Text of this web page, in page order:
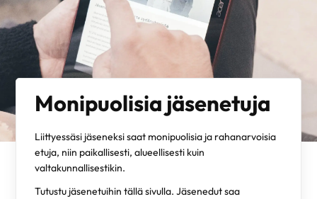
Monipuolisia jäsenetuja
Liittyessäsi jäseneksi saat monipuolisia ja rahanarvoisia
etuja, niin paikallisesti, alueellisesti kuin
valtakunnallisestikin.
Tutustu jäsenetuihin tällä sivulla. Jäsenedut saa